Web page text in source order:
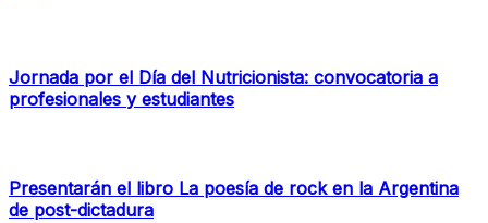
Jornada por el Día del Nutricionista: convocatoria a
profesionales y estudiantes
Presentarán el libro La poesía de rock en la Argentina
de post-dictadura